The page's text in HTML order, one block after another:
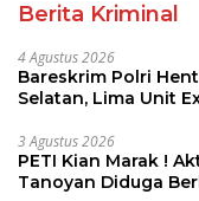
Berita Kriminal
4 Agustus 2026
Bareskrim Polri
Selatan, Lima Unit
3 Agustus 2026
PETI Kian Marak !
Tanoyan Diduga